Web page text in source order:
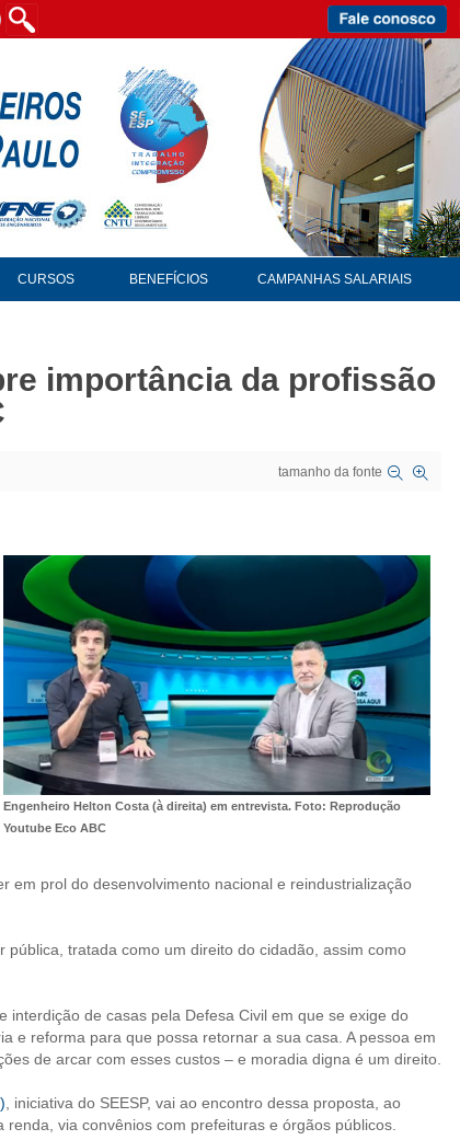
CURSOS BENEFÍCIOS CAMPANHAS SALARIAIS
importância da profissão
tamanho da fonte
Engenheiro Helton Costa (à direita) em entrevista. Foto: Reprodução
Youtube Eco ABC
em prol do desenvolvimento nacional e reindustrialização
pública, tratada como um direito do cidadão, assim como
interdição de casas pela Defesa Civil em que se exige do
e reforma para que possa retornar a sua casa. A pessoa em
de arcar com esses custos – e moradia digna é um direito.
, iniciativa do SEESP, vai ao encontro dessa proposta, ao
via convênios com prefeituras e órgãos públicos.